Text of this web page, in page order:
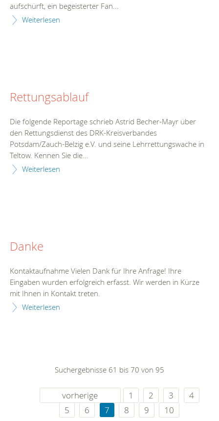
aufschürft, ein begeisterter Fan...
Weiterlesen
Rettungsablauf
Die folgende Reportage schrieb Astrid Becher-Mayr über
den Rettungsdienst des DRK-Kreisverbandes
Potsdam/Zauch-Belzig e.V. und seine Lehrrettungswache in
Teltow. Kennen Sie die...
Weiterlesen
Danke
Kontaktaufnahme Vielen Dank für Ihre Anfrage! Ihre
Eingaben wurden erfolgreich erfasst. Wir werden in Kürze
mit Ihnen in Kontakt treten.
Weiterlesen
Suchergebnisse 61 bis 70 von 95
vorherige 1 2 3
4
5
6 7 8 9
10